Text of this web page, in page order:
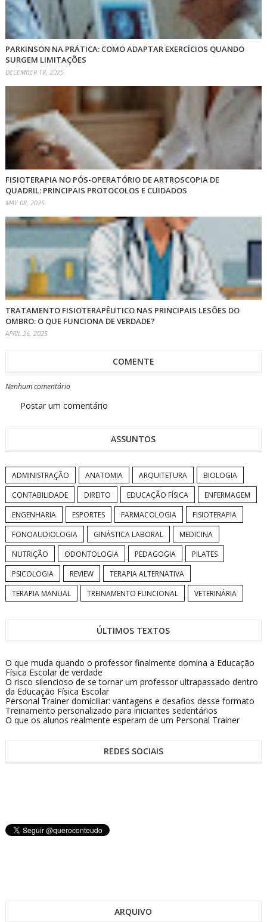
PARKINSON NA PRÁTICA: COMO ADAPTAR EXERCÍCIOS QUANDO
SURGEM LIMITAÇÕES
DECEMBER 18, 2025
FISIOTERAPIA NO PÓS-OPERATÓRIO DE ARTROSCOPIA DE
QUADRIL: PRINCIPAIS PROTOCOLOS E CUIDADOS
MAY 08, 2025
TRATAMENTO FISIOTERAPÊUTICO NAS PRINCIPAIS LESÕES DO
OMBRO: O QUE FUNCIONA DE VERDADE?
APRIL 26, 2025
COMENTE
Nenhum comentário
Postar um comentário
ASSUNTOS
ADMINISTRAÇÃO ANATOMIA ARQUITETURA
BIOLOGIA
CONTABILIDADE
DIREITO EDUCAÇÃO FÍSICA
ENFERMAGEM
ENGENHARIA
ESPORTES FARMACOLOGIA
FISIOTERAPIA
FONOAUDIOLOGIA
GINÁSTICA LABORAL
MEDICINA
NUTRIÇÃO
ODONTOLOGIA PEDAGOGIA
PILATES
PSICOLOGIA
REVIEW
TERAPIA ALTERNATIVA
TERAPIA MANUAL
TREINAMENTO FUNCIONAL VETERINÁRIA
ÚLTIMOS TEXTOS
O que muda quando o professor finalmente domina a Educação
Física Escolar de verdade
O risco silencioso de se tornar um professor ultrapassado dentro
da Educação Física Escolar
Personal Trainer domiciliar: vantagens e desafios desse formato
Treinamento personalizado para iniciantes sedentários
O que os alunos realmente esperam de um Personal Trainer
REDES SOCIAIS
ARQUIVO